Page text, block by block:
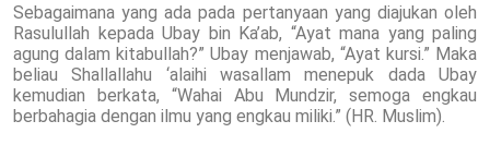
Sebagaimana yang ada pada pertanyaan yang diajukan oleh
Rasulullah kepada Ubay bin Ka’ab, “Ayat mana yang paling
agung dalam kitabullah?” Ubay menjawab, “Ayat kursi.” Maka
beliau Shallallahu ‘alaihi wasallam menepuk dada Ubay
kemudian berkata, “Wahai Abu Mundzir, semoga engkau
berbahagia dengan ilmu yang engkau miliki.” (HR. Muslim).